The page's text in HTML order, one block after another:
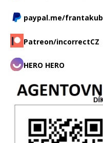
paypal.me/frantakub
Patreon/incorrectCZ
HERO HERO